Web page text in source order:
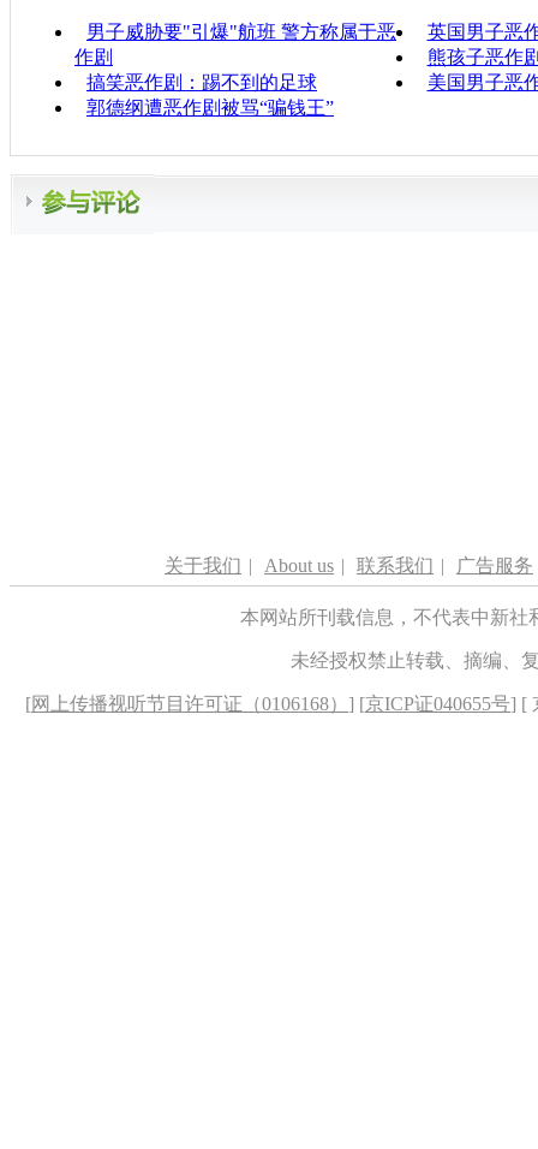
男子威胁要"引爆"航班 警方称属于恶
作剧
英国男子恶
熊孩子恶作
搞笑恶作剧：踢不到的足球
美国男子恶
郭德纲遭恶作剧被骂“骗钱王”
关于我们 | About us | 联系我们 | 广告服务
本网站所刊载信息，不代表中新
未经授权禁止转载、摘编、
[网上传播视听节目许可证（0106168） ] [京ICP证040655号] [